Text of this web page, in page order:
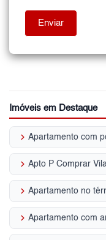
Imóveis em Destaque
keyboard_arrow_right
keyboard_arrow_right Apto P Comprar
keyboard_arrow_right Apartamento no
keyboard_arrow_right